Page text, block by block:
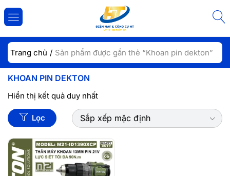
Nhập tài khoản và mật khẩu để đăng nhập.
Lưu đăng nhập
Đăng Nhập
Trang chủ Sản phẩm được gắn thẻ “Khoan pin dekton”
KHOAN PIN DEKTON
Hiển thị kết quả duy nhất
Lọc Sắp xếp mặc định